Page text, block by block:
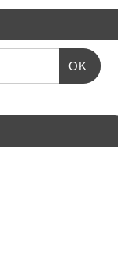
OK